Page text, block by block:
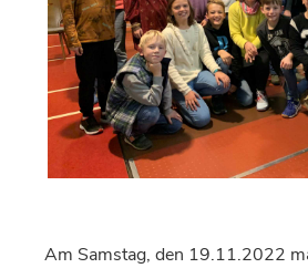
Am Samstag, den 19.11.2022